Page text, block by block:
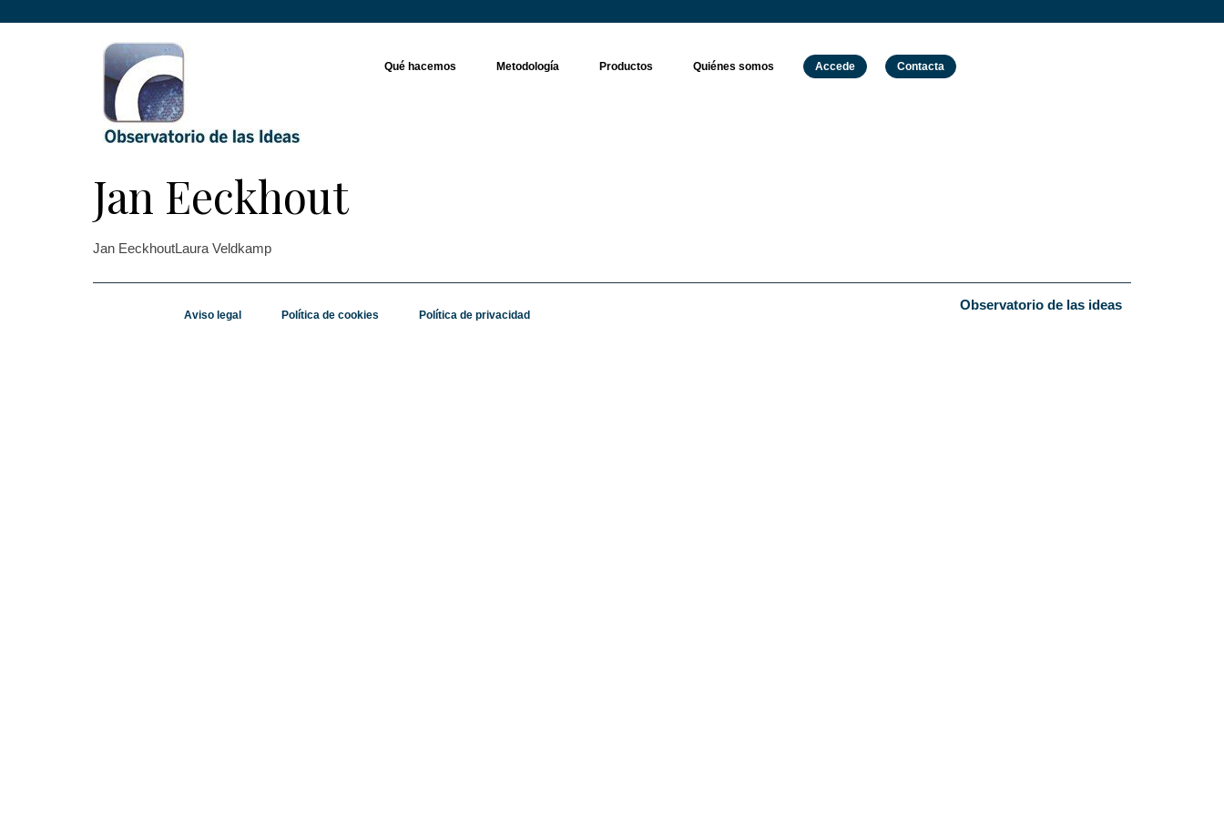
Qué hacemos Metodología Productos Quiénes somos Accede Contacta
Jan Eeckhout
Jan EeckhoutLaura Veldkamp
Aviso legal Política de cookies Política de privacidad
Observatorio de las ideas